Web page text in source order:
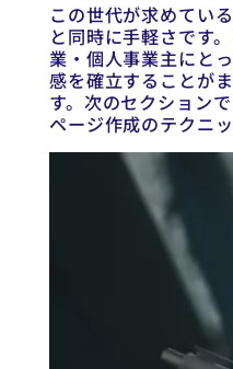
この世代が求めてい
と同時に手軽さです
業・個人事業主にと
感を確立することが
す。次のセクション
ページ作成のテクニ